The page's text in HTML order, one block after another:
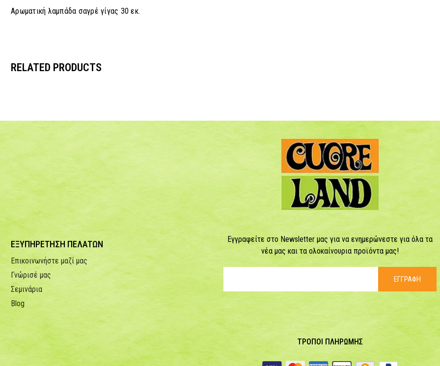
Αρωματική λαμπάδα σαγρέ γίγας 30 εκ.
RELATED PRODUCTS
ΕΞΥΠΗΡΕΤΗΣΗ ΠΕΛΑΤΩΝ
Επικοινωνήστε μαζί μας
Γνώρισέ μας
Σεμινάρια
Blog
Εγγραφείτε στο Newsletter μας για να ενημερώνεστε για όλα τα
νέα μας και τα ολοκαίνουρια προϊόντα μας!
ΕΓΓΡΑΦΗ
ΤΡΟΠΟΙ ΠΛΗΡΩΜΗΣ